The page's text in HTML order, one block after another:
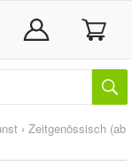
› Zeitgenössisch (ab